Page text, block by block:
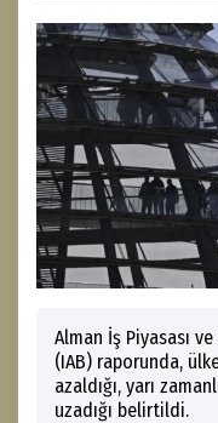
Alman İş Piyasası
(IAB) raporunda,
azaldığı, yarı
uzadığı belirtildi.